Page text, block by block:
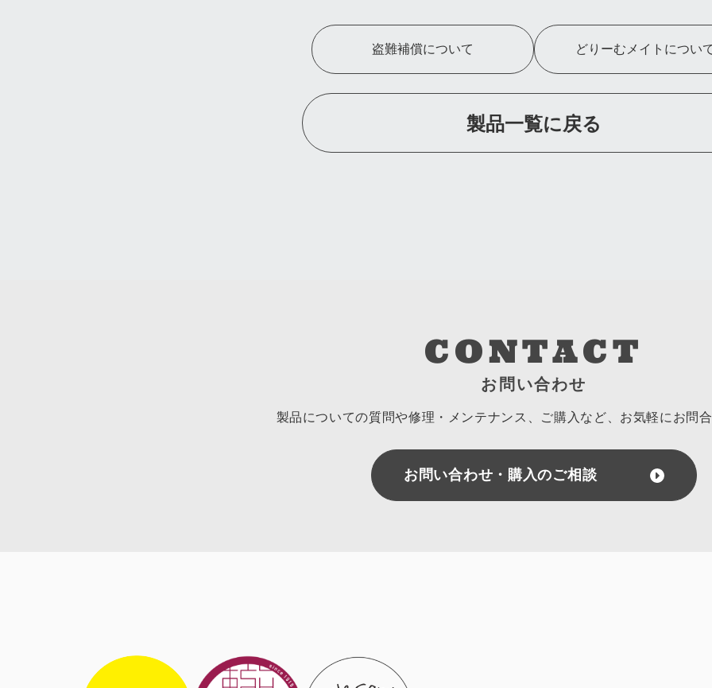
盗難補償について どりーむメイトについ
製品一覧に戻る
CONTACT
お問い合わせ
製品についての質問や修理・メンテナンス、ご購入など、 お気軽にお問
お問い合わせ・購入のご相談